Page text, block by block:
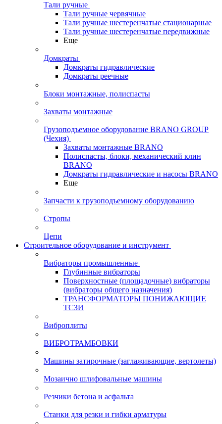
Тали ручные
Тали ручные червячные
Тали ручные шестеренчатые стационарные
Тали ручные шестеренчатые передвижные
Еще
Домкраты
Домкраты гидравлические
Домкраты реечные
Блоки монтажные, полиспасты
Захваты монтажные
Грузоподъемное оборудование BRANO GROUP
(Чехия)
Захваты монтажные BRANO
Полиспасты, блоки, механический клин
BRANO
Домкраты гидравлические и насосы BRANO
Еще
Запчасти к грузоподъемному оборудованию
Стропы
Цепи
Строительное оборудование и инструмент
Вибраторы промышленные
Глубинные вибраторы
Поверхностные (площадочные) вибраторы
(вибраторы общего назначения)
ТРАНСФОРМАТОРЫ ПОНИЖАЮЩИЕ
ТСЗИ
Виброплиты
ВИБРОТРАМБОВКИ
Машины затирочные (заглаживающие, вертолеты)
Мозаично шлифовальные машины
Резчики бетона и асфальта
Станки для резки и гибки арматуры